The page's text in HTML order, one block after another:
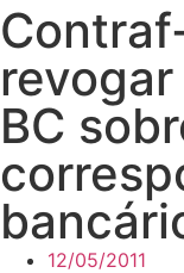
BC
12/05/2011